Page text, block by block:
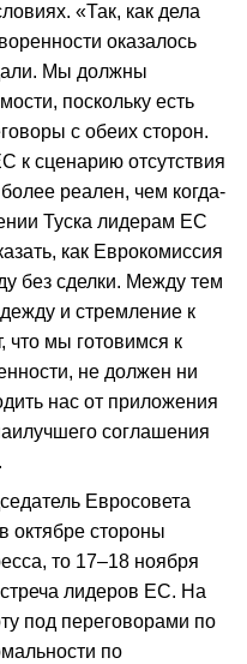
«Так, как дела
оказалось
Мы должны
поскольку есть
с обеих сторон.
к сценарию отсутствия
реален, чем когда-
Туска лидерам ЕС
как Еврокомиссия
без сделки. Между тем
и стремление к
что мы готовимся к
не должен ни
нас от приложения
соглашения
Евросовета
октябре стороны
то 17–18 ноября
лидеров ЕС. На
под переговорами по
по